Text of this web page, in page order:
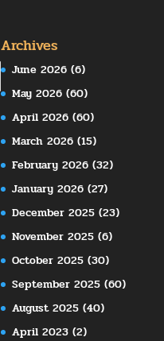
Archives
June 2026 (6)
May 2026 (60)
April 2026 (60)
March 2026 (15)
February 2026 (32)
January 2026 (27)
December 2025 (23)
November 2025 (6)
October 2025 (30)
September 2025 (60)
August 2025 (40)
April 2023 (2)